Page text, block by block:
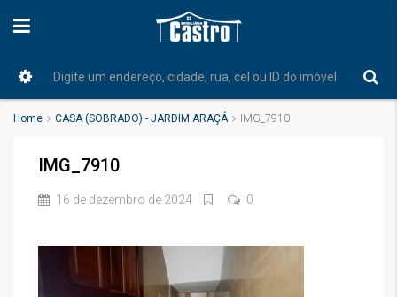
Home CASA (SOBRADO) - JARDIM ARAÇÁ IMG_7910
IMG_7910
16 de dezembro de 2024 0